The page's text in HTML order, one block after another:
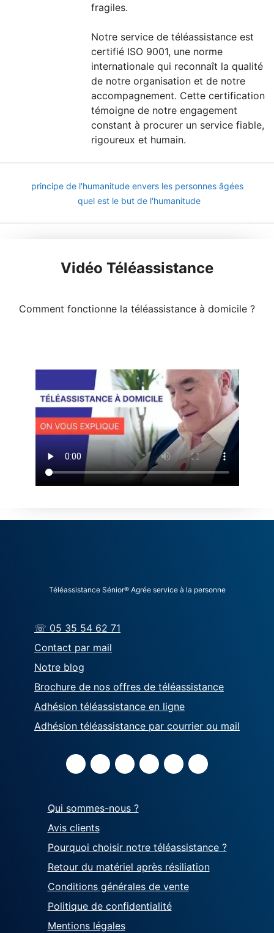
fragiles.
Notre service de téléassistance est
certifié ISO 9001, une norme
internationale qui reconnaît la qualité
de notre organisation et de notre
accompagnement. Cette certification
témoigne de notre engagement
constant à procurer un service fiable,
rigoureux et humain.
principe de l'humanitude envers les personnes âgées
quel est le but de l'humanitude
Vidéo Téléassistance
Comment fonctionne la téléassistance à domicile ?
Téléassistance Sénior® Agrée service à la personne
☏ 05 35 54 62 71
Contact par mail
Notre blog
Brochure de nos offres de téléassistance
Adhésion téléassistance en ligne
Adhésion téléassistance par courrier ou mail
Qui sommes-nous ?
Avis clients
Pourquoi choisir notre téléassistance ?
Retour du matériel après résiliation
Conditions générales de vente
Politique de confidentialité
Mentions légales